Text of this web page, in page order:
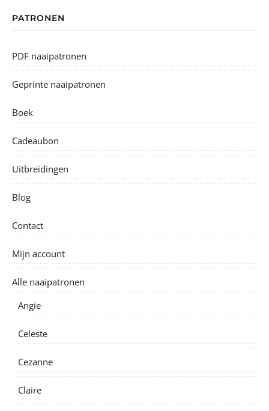
PATRONEN
PDF naaipatronen
Geprinte naaipatronen
Boek
Cadeaubon
Uitbreidingen
Blog
Contact
Mijn account
Alle naaipatronen
Angie
Celeste
Cezanne
Claire